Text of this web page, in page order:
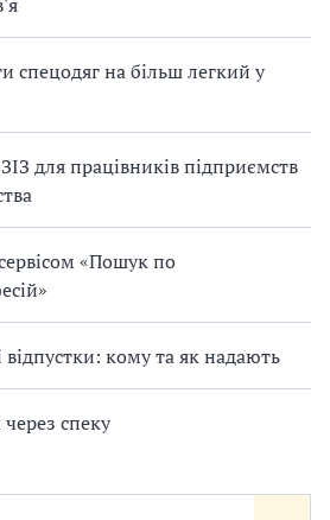
спецодяг на більш легкий у
для працівників підприємств
«Пошук по
відпустки: кому та як надають
спеку